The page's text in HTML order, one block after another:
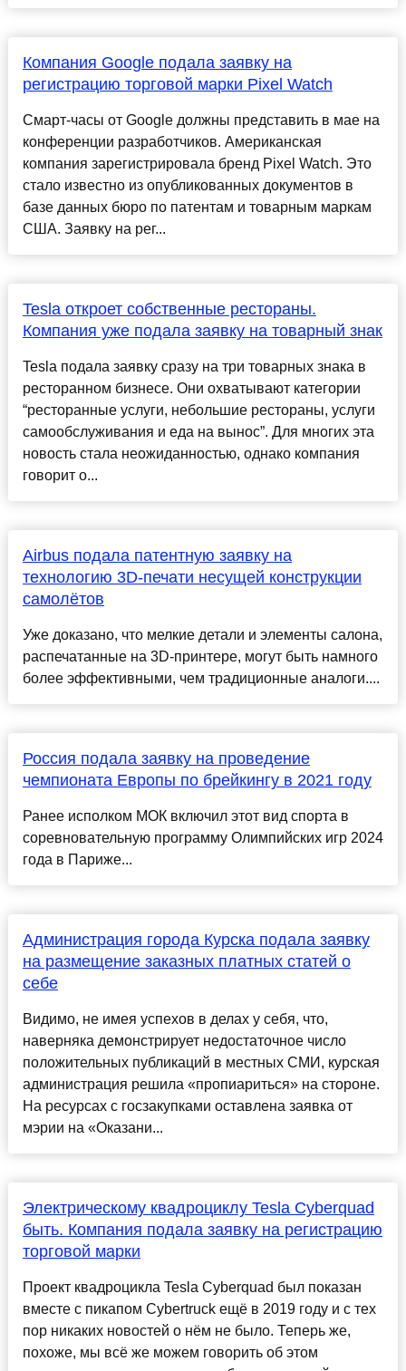
Компания Google подала заявку на
регистрацию торговой марки Pixel Watch
Смарт-часы от Google должны представить в мае на
конференции разработчиков. Американская
компания зарегистрировала бренд Pixel Watch. Это
стало известно из опубликованных документов в
базе данных бюро по патентам и товарным маркам
США. Заявку на рег...
Tesla откроет собственные рестораны.
Компания уже подала заявку на товарный знак
Tesla подала заявку сразу на три товарных знака в
ресторанном бизнесе. Они охватывают категории
“ресторанные услуги, небольшие рестораны, услуги
самообслуживания и еда на вынос”. Для многих эта
новость стала неожиданностью, однако компания
говорит о...
Airbus подала патентную заявку на
технологию 3D-печати несущей конструкции
самолётов
Уже доказано, что мелкие детали и элементы салона,
распечатанные на 3D-принтере, могут быть намного
более эффективными, чем традиционные аналоги....
Россия подала заявку на проведение
чемпионата Европы по брейкингу в 2021 году
Ранее исполком МОК включил этот вид спорта в
соревновательную программу Олимпийских игр 2024
года в Париже...
Администрация города Курска подала заявку
на размещение заказных платных статей о
себе
Видимо, не имея успехов в делах у себя, что,
наверняка демонстрирует недостаточное число
положительных публикаций в местных СМИ, курская
администрация решила «пропиариться» на стороне.
На ресурсах с госзакупками оставлена заявка от
мэрии на «Оказани...
Электрическому квадроциклу Tesla Cyberquad
быть. Компания подала заявку на регистрацию
торговой марки
Проект квадроцикла Tesla Cyberquad был показан
вместе с пикапом Cybertruck ещё в 2019 году и с тех
пор никаких новостей о нём не было. Теперь же,
похоже, мы всё же можем говорить об этом